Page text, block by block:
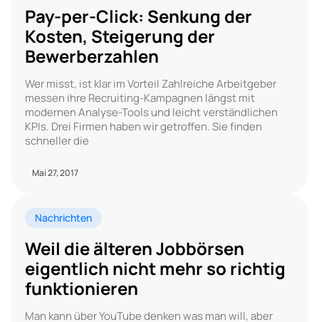
Pay-per-Click: Senkung der
Kosten, Steigerung der
Bewerberzahlen
Wer misst, ist klar im Vorteil Zahlreiche Arbeitgeber
messen ihre Recruiting-Kampagnen längst mit
modernen Analyse-Tools und leicht verständlichen
KPIs. Drei Firmen haben wir getroffen. Sie finden
schneller die
Mai 27, 2017
Nachrichten
Weil die älteren Jobbörsen
eigentlich nicht mehr so richtig
funktionieren
Man kann über YouTube denken was man will, aber